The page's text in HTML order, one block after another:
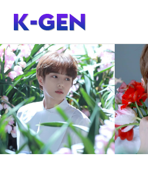
contenu
principal
K-GEN